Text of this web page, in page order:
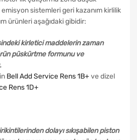
sistemleri geri kazanım kirlilik
ürünleri aşağıdaki gibidir:
kirletici maddelerin zaman
püskürtme formunu ve
Bell Add Service Rens 1B+ ve dizel
Rens 1D+
dolayı sıkışabilen piston